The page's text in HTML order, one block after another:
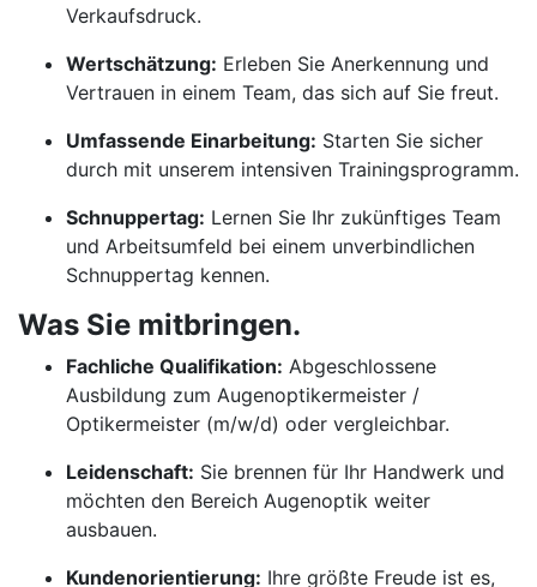
Verkaufsdruck.
Wertschätzung: Erleben Sie Anerkennung und
Vertrauen in einem Team, das sich auf Sie freut.
Umfassende Einarbeitung: Starten Sie sicher
durch mit unserem intensiven Trainingsprogramm.
Schnuppertag: Lernen Sie Ihr zukünftiges Team
und Arbeitsumfeld bei einem unverbindlichen
Schnuppertag kennen.
Was Sie mitbringen.
Fachliche Qualifikation: Abgeschlossene
Ausbildung zum Augenoptikermeister /
Optikermeister (m/w/d) oder vergleichbar.
Leidenschaft: Sie brennen für Ihr Handwerk und
möchten den Bereich Augenoptik weiter
ausbauen.
Kundenorientierung: Ihre größte Freude ist es,